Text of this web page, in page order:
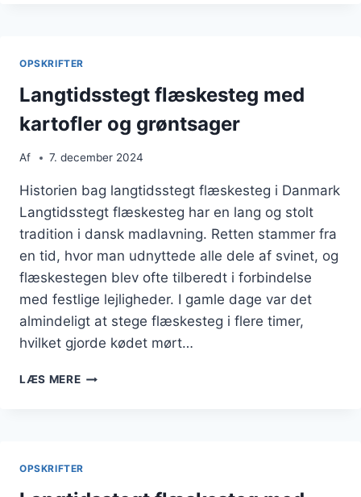
OPSKRIFTER
Langtidsstegt flæskesteg med
kartofler og grøntsager
Af 7. december 2024
Historien bag langtidsstegt flæskesteg i Danmark
Langtidsstegt flæskesteg har en lang og stolt
tradition i dansk madlavning. Retten stammer fra
en tid, hvor man udnyttede alle dele af svinet, og
flæskestegen blev ofte tilberedt i forbindelse
med festlige lejligheder. I gamle dage var det
almindeligt at stege flæskesteg i flere timer,
hvilket gjorde kødet mørt…
LÆS MERELANGTIDSSTEGT
OPSKRIFTER